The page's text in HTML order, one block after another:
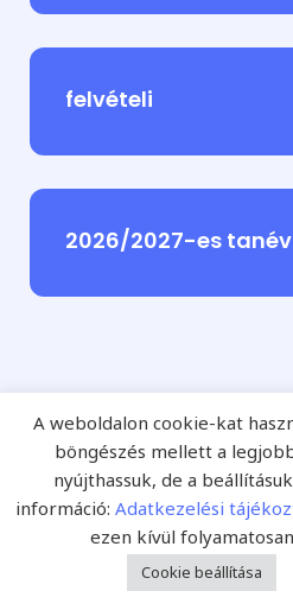
felvételi
2026/2027-es
Ajánljuk magunkat!
Fejlesztő Pedagógia
Fejlesztő Pedagógia
Nyomdaipari Kereskedelmi
A weboldalon cookie-kat
böngészés mellett a
nyújthassuk, de a
információ: Adatkezelési
ezen kívül
Cookie beállítása